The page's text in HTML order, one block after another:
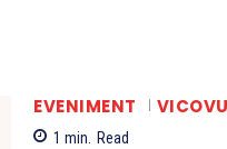
EVENIMENT
1 min. Read